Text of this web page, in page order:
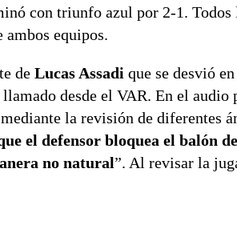
con triunfo azul por 2-1. Todos
ambos equipos.
de Lucas Assadi que se desvió en
desde el VAR. En el audio
la revisión de diferentes
el defensor bloquea el balón
no natural”. Al revisar la